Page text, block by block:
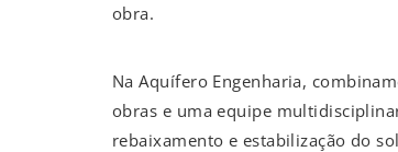
obra.
Na Aquífero Engenharia,
obras e uma equipe
rebaixamento e estabilização do